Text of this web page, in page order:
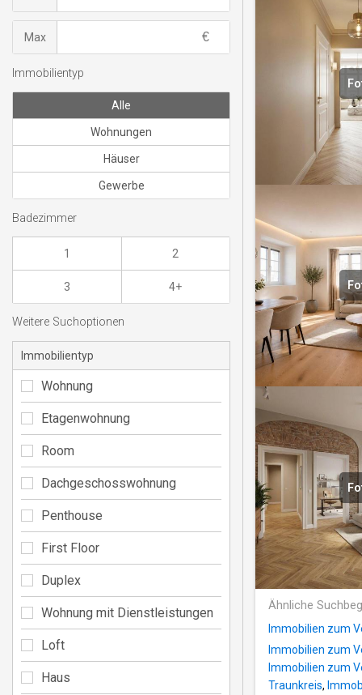
Ähnliche
Immobilien zum
Immobilien zum
Immobilien zum
Traunkreis,
Max
Immobilientyp
Alle
Wohnungen
Häuser
Gewerbe
Badezimmer
1 2
3 4+
Weitere Suchoptionen
Immobilientyp
Wohnung
Etagenwohnung
Room
Dachgeschosswohnung
Penthouse
First Floor
Duplex
Wohnung mit Dienstleistungen
Loft
Haus